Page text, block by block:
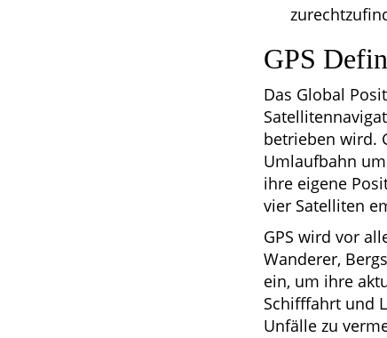
GPS
Das Global
betrieben wird.
Umlaufbahn
ihre eigene
vier Satelliten
GPS wird vor
Wanderer,
ein, um ihre
Schifffahrt und
Unfälle zu